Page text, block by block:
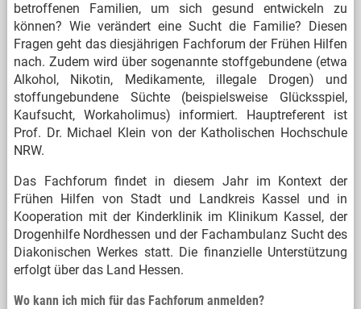
betroffenen Familien, um sich gesund entwickeln zu
können? Wie verändert eine Sucht die Familie? Diesen
Fragen geht das diesjährigen Fachforum der Frühen Hilfen
nach. Zudem wird über sogenannte stoffgebundene (etwa
Alkohol, Nikotin, Medikamente, illegale Drogen) und
stoffungebundene Süchte (beispielsweise Glücksspiel,
Kaufsucht, Workaholimus) informiert. Hauptreferent ist
Prof. Dr. Michael Klein von der Katholischen Hochschule
NRW.
Das Fachforum findet in diesem Jahr im Kontext der
Frühen Hilfen von Stadt und Landkreis Kassel und in
Kooperation mit der Kinderklinik im Klinikum Kassel, der
Drogenhilfe Nordhessen und der Fachambulanz Sucht des
Diakonischen Werkes statt. Die finanzielle Unterstützung
erfolgt über das Land Hessen.
Wo kann ich mich für das Fachforum anmelden?